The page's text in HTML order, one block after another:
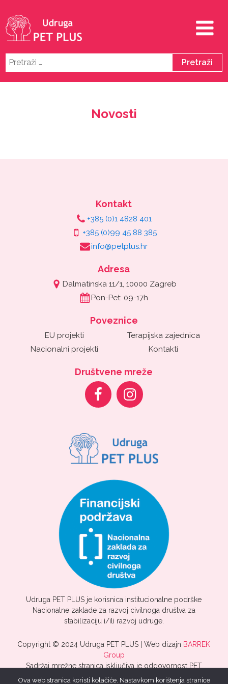
Pretraži:
Novosti
Kontakt
+385 (0)1 4828 401
+385 (0)99 45 88 385
info@petplus.hr
Adresa
Dalmatinska 11/1, 10000 Zagreb
Pon-Pet: 09-17h
Poveznice
EU projekti
Nacionalni projekti
Terapijska zajednica
Kontakti
Društvene mreže
Udruga PET PLUS je korisnica institucionalne podrške
Nacionalne zaklade za razvoj civilnoga društva za
stabilizaciju i/ili razvoj udruge.
Copyright © 2024 Udruga PET PLUS | Web dizajn BARREK
Group
Sadržaj mrežne stranica isključiva je odgovornost PET
PLUS.
Ova web stranica koristi kolačiće. Nastavkom korištenja stranice